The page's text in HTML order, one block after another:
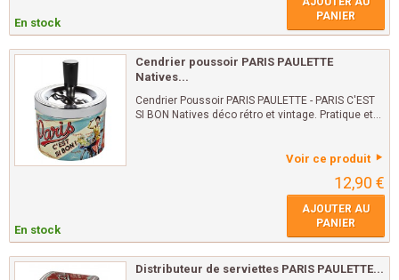
En stock
PANIER
Cendrier poussoir PARIS PAULETTE
Natives...
Cendrier Poussoir PARIS PAULETTE - PARIS C'EST
SI BON Natives déco rétro et vintage. Pratique et...
Voir ce produit
12,90 €
En stock
AJOUTER AU
PANIER
Distributeur de serviettes PARIS PAULETTE...